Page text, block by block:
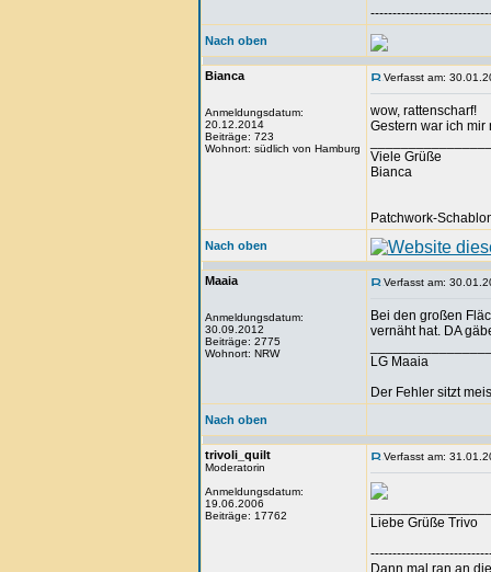
Nach oben
Bianca
Anmeldungsdatum:
20.12.2014
Beiträge: 723
Wohnort: südlich von Hamburg
Verfasst am:
wow, rattenscharf!
Gestern war ich
Viele Grüße
Bianca
Patchwork-
Nach oben
Maaia
Anmeldungsdatum:
30.09.2012
Beiträge: 2775
Wohnort: NRW
Verfasst am:
Bei den großen
vernäht hat. DA
LG Maaia
Der Fehler sitzt
Nach oben
trivoli_quilt
Moderatorin
Anmeldungsdatum:
19.06.2006
Beiträge: 17762
Verfasst am:
Liebe Grüße Trivo
Dann mal ran an